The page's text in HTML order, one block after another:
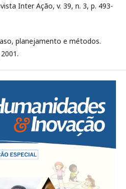
Inter Ação, v. 39, n. 3, p. 493-
planejamento e métodos.